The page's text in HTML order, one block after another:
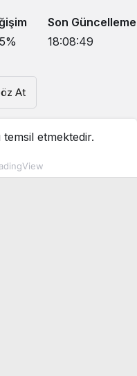
%
Son Güncelleme
18:08:49
At
temsil etmektedir.